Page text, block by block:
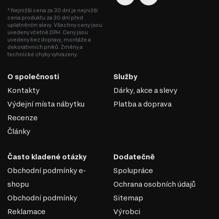
* Nejnižší cena za 30 dní je nejnižší
cena produktu za 30 dní před
uplatněním slevy. Všechny ceny jsou
uvedeny včetně DPH. Ceny jsou
uvedeny bez dopravy, montáže a
dekorativních prvků. Změny a
technické chyby vyhrazeny.
O společnosti
Kontakty
Výdejní místa nábytku
Recenze
Články
Služby
Dárky, akce a slevy
Platba a doprava
Často kladené otázky
Obchodní podmínky e-
shopu
Obchodní podmínky
Reklamace
Dodatečně
Spolupráce
Ochrana osobních údajů
Sitemap
Výrobci